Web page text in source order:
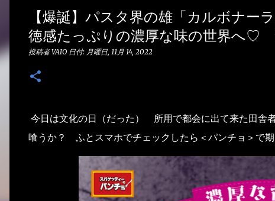
【爆誕】パスタ界の雄「カルボナー
徳感たっぷりの濃厚な味の世界へ
投稿者VAIO 日付: 月曜日, 11月 14, 2022
今日は文化の日（だった） 所用で都会に出て来た田舎
喰うか？ ふとスマホでチェックしたら＜パンチョ＞で